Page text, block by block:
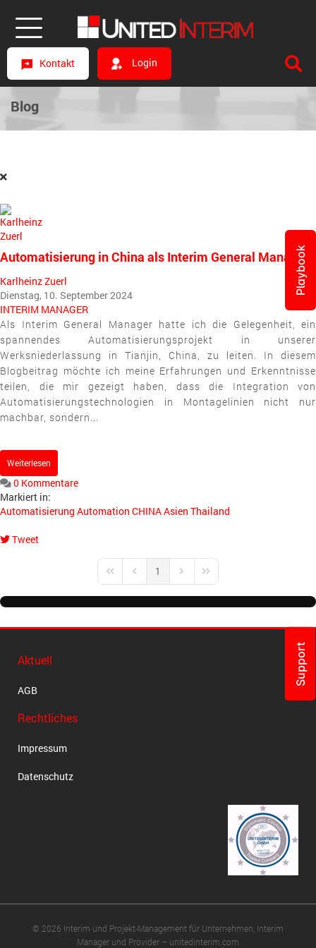
Kontakt Login
Blog
Automatisierung in China als Interim General Manager
Karlheinz Zuerl
Dienstag, 10. September 2024
INTERIM MANAGER
Als Interim General Manager hatte ich die Gelegenheit, ein
spannendes Automatisierungsprojekt in unserer
Werksniederlassung in Tianjin, China, zu leiten. In diesem
Blogbeitrag möchte ich meine Erfahrungen und Erkenntnisse
teilen, die mir gezeigt haben, dass die Integration von
Automatisierungstechnologien in Montagelinien nicht nur
machbar, sondern...
Weiterlesen
0 Kommentare
Markiert in:
Automatisierung Automation CHINAAsien Thailand
Tweet
First PagePrevious Page
1 Next PageLast Page
Aktuell
AGB
Rechtliches
Impressum
Datenschutz
© 2026 Interim und Projekt-Management für Unternehmen, Interim
Manager und Provider – unitedinterim.com
Playbook
Support